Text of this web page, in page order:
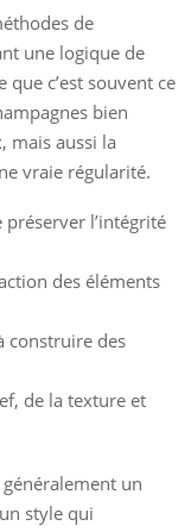
de
une logique de
c’est souvent ce
bien
mais aussi la
vraie régularité.
l’intégrité
des éléments
construire des
de la texture et
un
style qui